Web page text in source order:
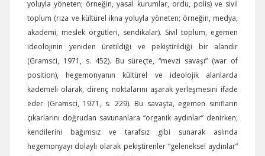
yoluyla yöneten; örneğin, yasal kurumlar, ordu, polis) ve sivil
toplum (rıza ve kültürel ikna yoluyla yöneten; örneğin, medya,
akademi, meslek örgütleri, sendikalar). Sivil toplum, egemen
ideolojinin yeniden üretildiği ve pekiştirildiği bir alandır
(Gramsci, 1971, s. 452). Bu süreçte, “mevzi savaşı” (war of
position), hegemonyanın kültürel ve ideolojik alanlarda
kademeli olarak, direnç noktalarını aşarak yerleşmesini ifade
eder (Gramsci, 1971, s. 229). Bu savaşta, egemen sınıfların
çıkarlarını doğrudan savunanlara “organik aydınlar” denirken;
kendilerini bağımsız ve tarafsız gibi sunarak aslında
hegemonyayı dolaylı olarak pekiştirenler “geleneksel aydınlar”